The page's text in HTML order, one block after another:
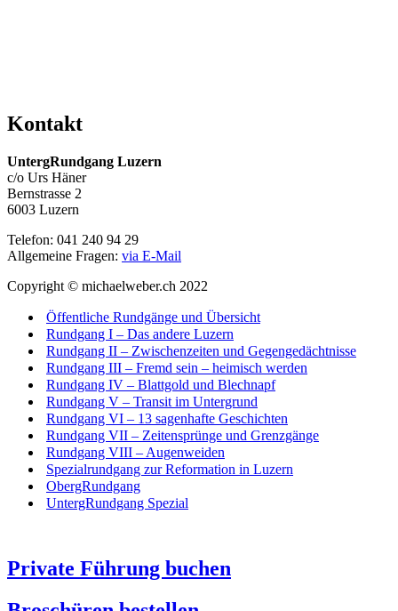
Kontakt
UntergRundgang Luzern
c/o Urs Häner
Bernstrasse 2
6003 Luzern
Telefon: 041 240 94 29
Allgemeine Fragen: via E-Mail
Copyright © michaelweber.ch 2022
Öffentliche Rundgänge und Übersicht
Rundgang I – Das andere Luzern
Rundgang II – Zwischenzeiten und Gegengedächtnisse
Rundgang III – Fremd sein – heimisch werden
Rundgang IV – Blattgold und Blechnapf
Rundgang V – Transit im Untergrund
Rundgang VI – 13 sagenhafte Geschichten
Rundgang VII – Zeitensprünge und Grenzgänge
Rundgang VIII – Augenweiden
Spezialrundgang zur Reformation in Luzern
ObergRundgang
UntergRundgang Spezial
Private Führung buchen